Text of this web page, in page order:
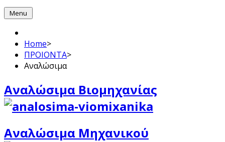
Menu
Home>
ΠΡΟΙΟΝΤΑ>
Αναλώσιμα
Αναλώσιμα Βιομηχανίας
Αναλώσιμα Μηχανικού